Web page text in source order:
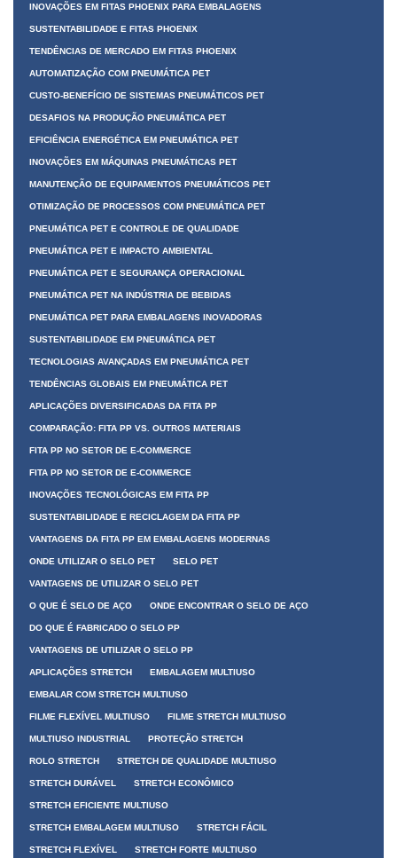
INOVAÇÕES EM FITAS PHOENIX PARA EMBALAGENS
SUSTENTABILIDADE E FITAS PHOENIX
TENDÊNCIAS DE MERCADO EM FITAS PHOENIX
AUTOMATIZAÇÃO COM PNEUMÁTICA PET
CUSTO-BENEFÍCIO DE SISTEMAS PNEUMÁTICOS PET
DESAFIOS NA PRODUÇÃO PNEUMÁTICA PET
EFICIÊNCIA ENERGÉTICA EM PNEUMÁTICA PET
INOVAÇÕES EM MÁQUINAS PNEUMÁTICAS PET
MANUTENÇÃO DE EQUIPAMENTOS PNEUMÁTICOS PET
OTIMIZAÇÃO DE PROCESSOS COM PNEUMÁTICA PET
PNEUMÁTICA PET E CONTROLE DE QUALIDADE
PNEUMÁTICA PET E IMPACTO AMBIENTAL
PNEUMÁTICA PET E SEGURANÇA OPERACIONAL
PNEUMÁTICA PET NA INDÚSTRIA DE BEBIDAS
PNEUMÁTICA PET PARA EMBALAGENS INOVADORAS
SUSTENTABILIDADE EM PNEUMÁTICA PET
TECNOLOGIAS AVANÇADAS EM PNEUMÁTICA PET
TENDÊNCIAS GLOBAIS EM PNEUMÁTICA PET
APLICAÇÕES DIVERSIFICADAS DA FITA PP
COMPARAÇÃO: FITA PP VS. OUTROS MATERIAIS
FITA PP NO SETOR DE E-COMMERCE
FITA PP NO SETOR DE E-COMMERCE
INOVAÇÕES TECNOLÓGICAS EM FITA PP
SUSTENTABILIDADE E RECICLAGEM DA FITA PP
VANTAGENS DA FITA PP EM EMBALAGENS MODERNAS
ONDE UTILIZAR O SELO PET SELO PET
VANTAGENS DE UTILIZAR O SELO PET
O QUE É SELO DE AÇO ONDE ENCONTRAR O SELO DE AÇO
DO QUE É FABRICADO O SELO PP
VANTAGENS DE UTILIZAR O SELO PP
APLICAÇÕES STRETCH EMBALAGEM MULTIUSO
EMBALAR COM STRETCH MULTIUSO
FILME FLEXÍVEL MULTIUSO FILME STRETCH MULTIUSO
MULTIUSO INDUSTRIAL PROTEÇÃO STRETCH
ROLO STRETCH STRETCH DE QUALIDADE MULTIUSO
STRETCH DURÁVEL STRETCH ECONÔMICO
STRETCH EFICIENTE MULTIUSO
STRETCH EMBALAGEM MULTIUSO STRETCH FÁCIL
STRETCH FLEXÍVEL STRETCH FORTE MULTIUSO